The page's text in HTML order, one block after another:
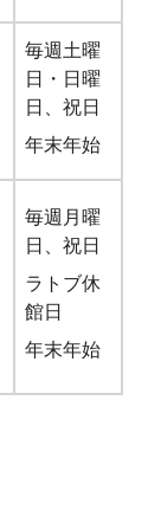
毎週土曜
日・日曜
日、祝日
年末年始
毎週月曜
日、祝日
ラトブ休
館日
年末年始